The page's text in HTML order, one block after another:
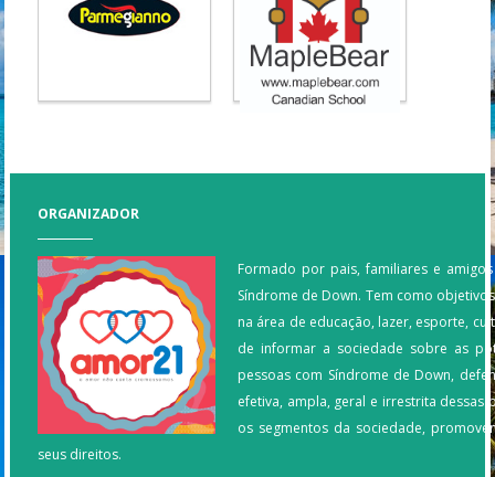
ORGANIZADOR
Formado por pais, familiares e
Síndrome de Down. Tem como
na área de educação, lazer, esporte,
de informar a sociedade sobre as
pessoas com Síndrome de Down,
efetiva, ampla, geral e irrestrita dessas
os segmentos da sociedade,
seus direitos.